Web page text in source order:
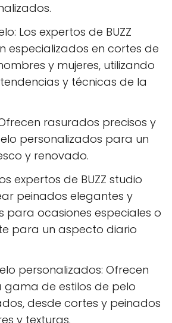
Los expertos de BUZZ
especializados en cortes de
y mujeres, utilizando
y técnicas de la
rasurados precisos y
personalizados para un
y renovado.
expertos de BUZZ studio
peinados elegantes y
para ocasiones especiales o
para un aspecto diario
personalizados: Ofrecen
gama de estilos de pelo
desde cortes y peinados
y texturas.